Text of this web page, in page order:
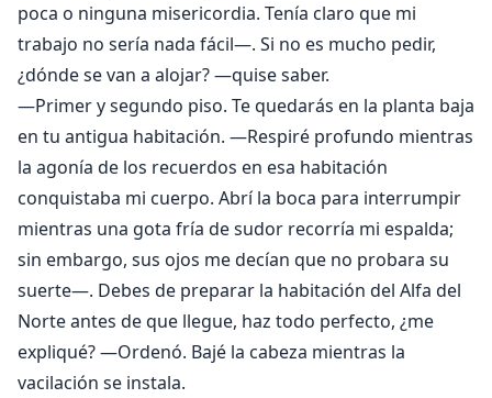
poca o ninguna misericordia. Tenía claro que mi
trabajo no sería nada fácil—. Si no es mucho pedir,
¿dónde se van a alojar? —quise saber.
—Primer y segundo piso. Te quedarás en la planta baja
en tu antigua habitación. —Respiré profundo mientras
la agonía de los recuerdos en esa habitación
conquistaba mi cuerpo. Abrí la boca para interrumpir
mientras una gota fría de sudor recorría mi espalda;
sin embargo, sus ojos me decían que no probara su
suerte—. Debes de preparar la habitación del Alfa del
Norte antes de que llegue, haz todo perfecto, ¿me
expliqué? —Ordenó. Bajé la cabeza mientras la
vacilación se instala.